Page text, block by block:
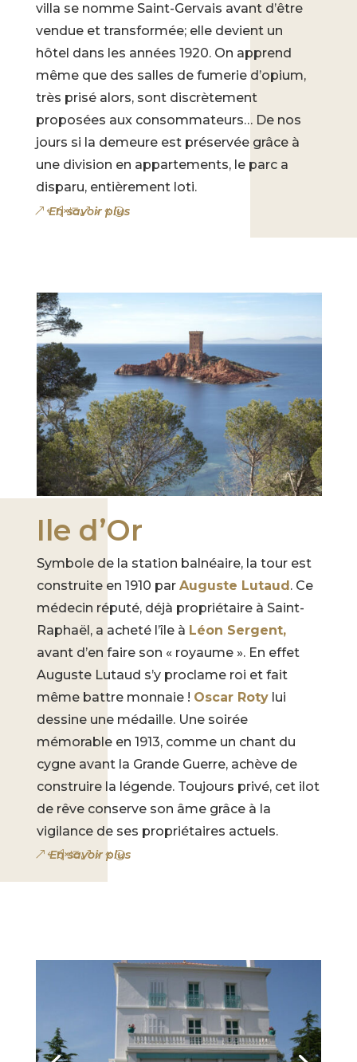
villa se nomme Saint-Gervais avant d’être
vendue et transformée; elle devient un
hôtel dans les années 1920. On apprend
même que des salles de fumerie d’opium,
très prisé alors, sont discrètement
proposées aux consommateurs… De nos
jours si la demeure est préservée grâce à
une division en appartements, le parc a
disparu, entièrement loti.
En savoir plus
Ile d’Or
Symbole de la station balnéaire, la tour est
construite en 1910 par Auguste Lutaud. Ce
médecin réputé, déjà propriétaire à Saint-
Raphaël, a acheté l’île à Léon Sergent,
avant d’en faire son « royaume ». En effet
Auguste Lutaud s’y proclame roi et fait
même battre monnaie ! Oscar Rotylui
dessine une médaille. Une soirée
mémorable en 1913, comme un chant du
cygne avant la Grande Guerre, achève de
construire la légende. Toujours privé, cet ilot
de rêve conserve son âme grâce à la
vigilance de ses propriétaires actuels.
En savoir plus